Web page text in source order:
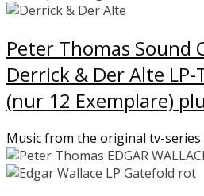
Peter Thomas Sound
Derrick & Der Alte LP-
(nur 12 Exemplare)
Music from the original tv-series